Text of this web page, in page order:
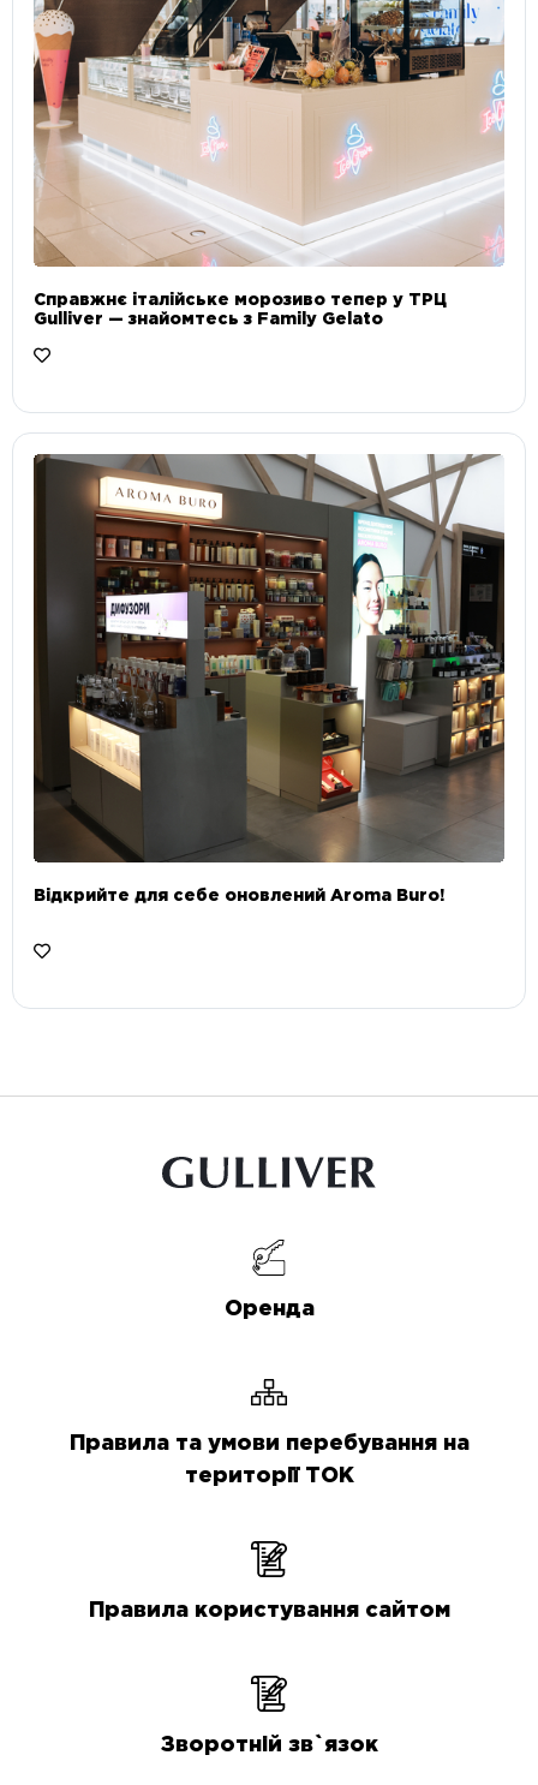
Справжнє італійське морозиво тепер у ТРЦ
Gulliver — знайомтесь з Family Gelato
Відкрийте для себе оновлений Aroma Buro! ⠀
Оренда
Правила та умови перебування на
території ТОК
Правила користування сайтом
Зворотній зв`язок